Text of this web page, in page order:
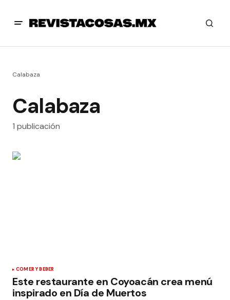
Calabaza
Calabaza
1 publicación
COMER Y BEBER
Este restaurante en Coyoacán crea menú
inspirado en Día de Muertos